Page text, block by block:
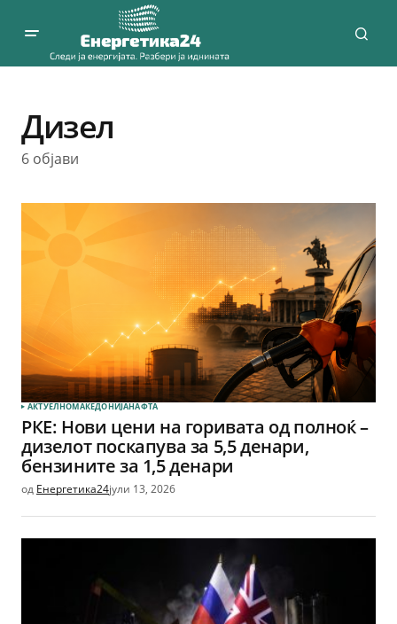
Дизел
6 објави
АКТУЕЛНОМАКЕДОНИЈАНАФТА
РКЕ: Нови цени на горивата од полноќ –
дизелот поскапува за 5,5 денари,
бензините за 1,5 денари
од Енергетика24јули 13, 2026